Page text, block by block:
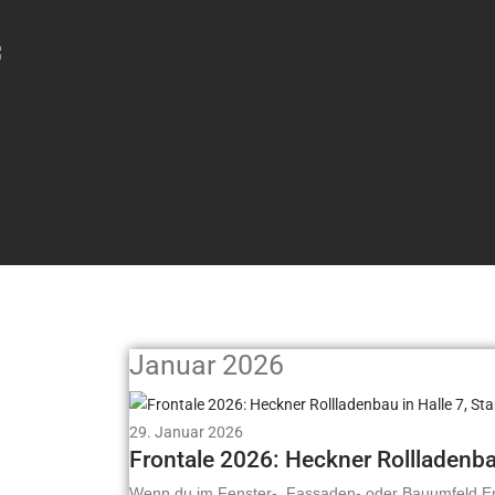
Januar 2026
29. Januar 2026
Frontale 2026: Heckner